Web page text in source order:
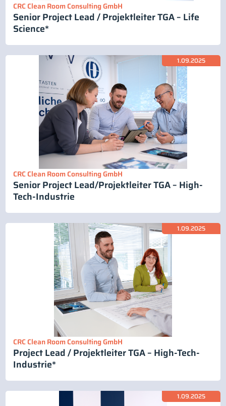
CRC Clean Room Consulting GmbH
Senior Project Lead / Projektleiter TGA – Life
Science*
1.09.2025
CRC Clean Room Consulting GmbH
Senior Project Lead/Projektleiter TGA – High-
Tech-Industrie
1.09.2025
CRC Clean Room Consulting GmbH
Project Lead / Projektleiter TGA – High-Tech-
Industrie*
1.09.2025